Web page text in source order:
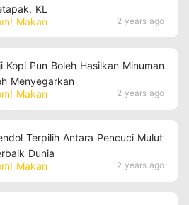
Makan 2 years ago
KL
Makan 2 years ago
Kopi Pun Boleh Hasilkan Minuman
Menyegarkan
Makan 2 years ago
Terpilih Antara Pencuci Mulut
Dunia